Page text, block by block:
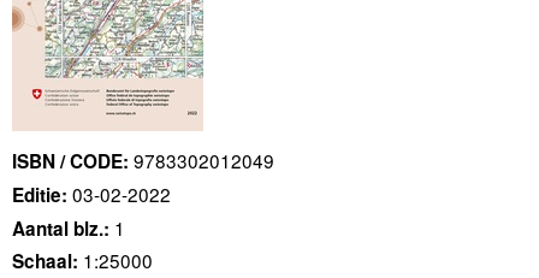
ISBN / CODE: 9783302012049
Editie: 03-02-2022
Aantal blz.: 1
Schaal: 1:25000